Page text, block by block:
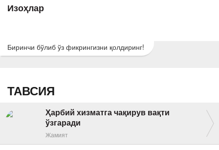
Изоҳлар
Биринчи бўлиб ўз фикрингизни қолдиринг!
ТАВСИЯ
Ҳарбий хизматга чақирув вақти
ўзгаради
Жамият